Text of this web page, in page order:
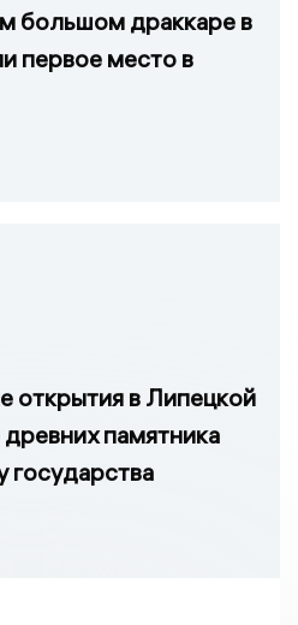
большом драккаре в
первое место в
открытия в Липецкой
памятника
государства